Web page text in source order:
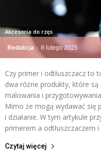
Redakcja - 8 lutego 2025
Akcesoria do rzęs
Czy primer i odtłuszczacz to
dwa różne produkty, które
malowania i
Mimo że mogą wydawać się
i działanie. W tym artykule
primerem a odtłuszczaczem
Czytaj więcej